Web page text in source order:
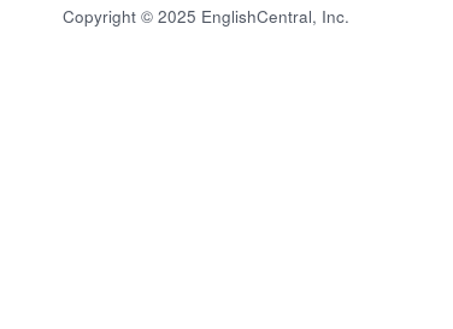
Copyright © 2025 EnglishCentral, Inc.